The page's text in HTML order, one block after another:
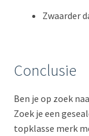
Zwaarder
Conclusie
Ben je op zoek
Zoek je een
topklasse merk